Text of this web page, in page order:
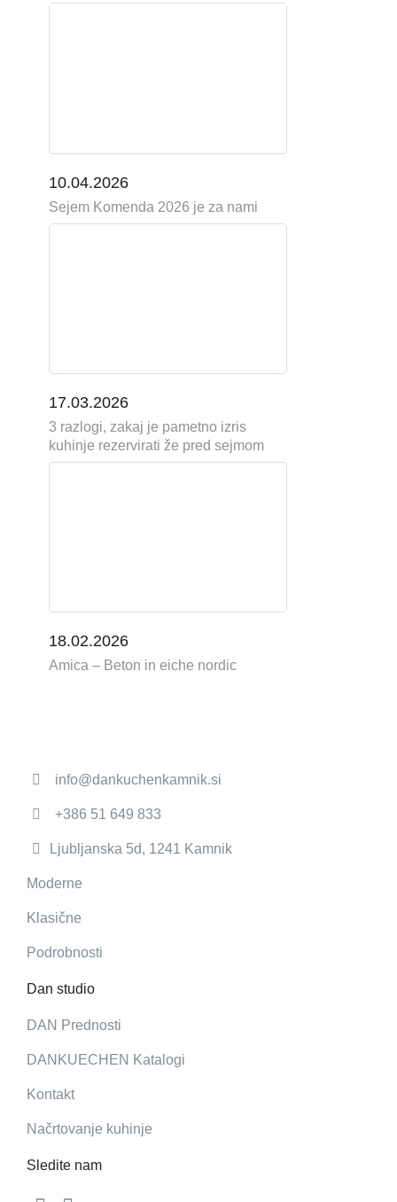
10.04.2026
Sejem Komenda 2026 je za nami
17.03.2026
3 razlogi, zakaj je pametno izris
kuhinje rezervirati že pred sejmom
18.02.2026
Amica – Beton in eiche nordic
info@dankuchenkamnik.si
+386 51 649 833
Ljubljanska 5d, 1241 Kamnik
Moderne
Klasične
Podrobnosti
Dan studio
DAN Prednosti
DANKUECHEN Katalogi
Kontakt
Načrtovanje kuhinje
Sledite nam